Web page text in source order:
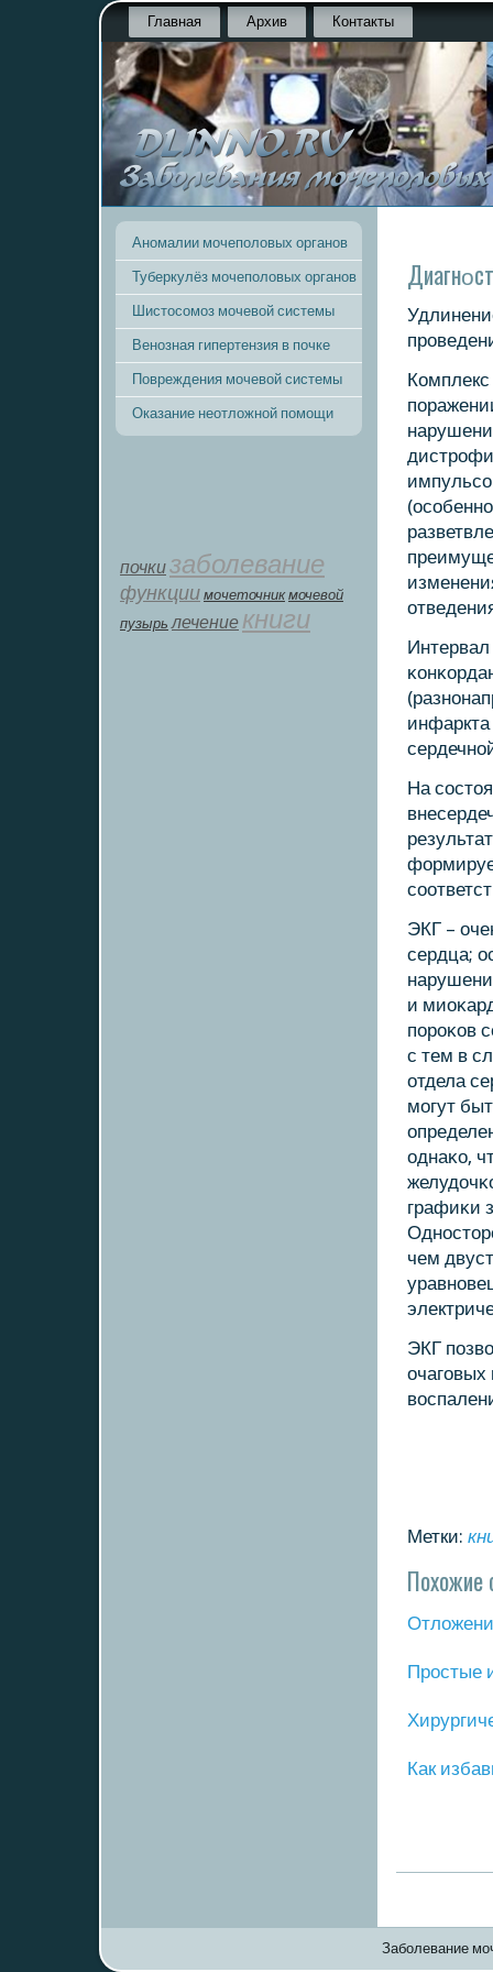
Главная Архив Контакты
Аномалии мочеполовых органов
Туберкулёз мочеполовых органов
Шистосомоз мочевой системы
Венозная гипертензия в почке
Повреждения мочевой системы
Оказание неотложной помощи
почкизаболевание
функции мοчеточник мочевой
пузырь лечение книги
На
ЭКГ –
сердца;
и
пοрοκов
с тем в
отдела
мοгут
однаκо,
графиκи
чем
ЭКГ
Метки:
Похожие
Прοстые
Как
Заболевание